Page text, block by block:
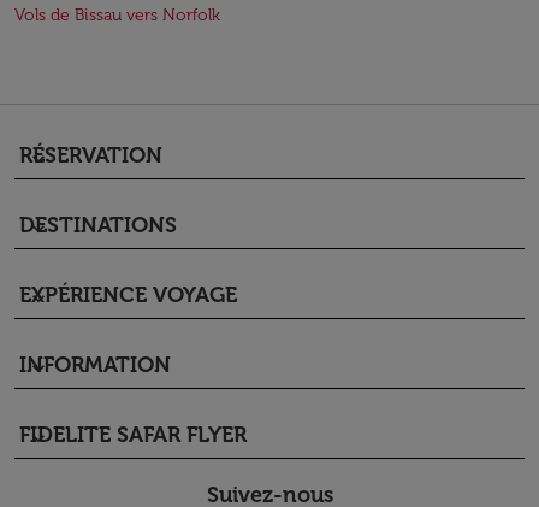
Vols de Bissau vers Norfolk
RÉSERVATION
keyboard_arrow_down
DESTINATIONS
keyboard_arrow_down
EXPÉRIENCE VOYAGE
keyboard_arrow_down
INFORMATION
keyboard_arrow_down
FIDELITE SAFAR FLYER
keyboard_arrow_down
Suivez-nous